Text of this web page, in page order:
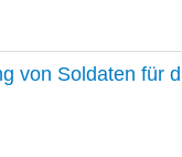
von Soldaten für